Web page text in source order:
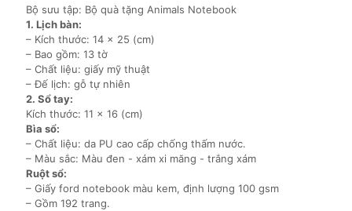
Bộ sưu tập: Bộ quà tặng Animals Notebook
1. Lịch bàn:
– Kích thước: 14 x 25 (cm)
– Bao gồm: 13 tờ
– Chất liệu: giấy mỹ thuật
– Đế lịch: gỗ tự nhiên
2. Sổ tay:
Kích thước: 11 x 16 (cm)
Bìa sổ:
– Chất liệu: da PU cao cấp chống thấm nước.
– Màu sắc: Màu đen - xám xi măng - trắng xám
Ruột sổ:
– Giấy ford notebook màu kem, định lượng 100 gsm
– Gồm 192 trang.